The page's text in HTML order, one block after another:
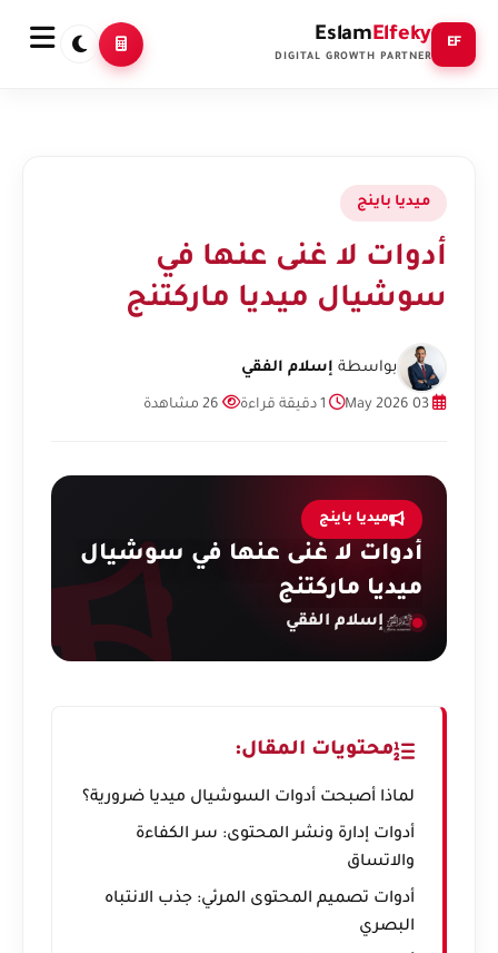
EF
EslamElfeky
DIGITAL GROWTH PARTNER
ميديا باينج
أدوات لا غنى عنها في
سوشيال ميديا ماركتنج
بواسطة إسلام الفقي
ميديا باينج
أدوات لا غنى عنها في سوشيال
ميديا ماركتنج
إسلام الفقي
محتويات المقال:
لماذا أصبحت أدوات السوشيال ميديا ضرورية؟
أدوات إدارة ونشر المحتوى: سر الكفاءة
والاتساق
أدوات تصميم المحتوى المرئي: جذب الانتباه
البصري